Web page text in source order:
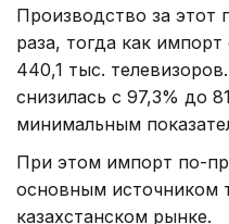
Производство за этот
раза, тогда как
440,1 тыс.
снизилась с 97,3% до
минимальным
При этом импорт по-
основным источником
казахстанском рынке.